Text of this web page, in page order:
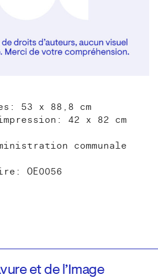
53 x 88,8 cm
42 x 82 cm
communale
OE0056
et de l’Image